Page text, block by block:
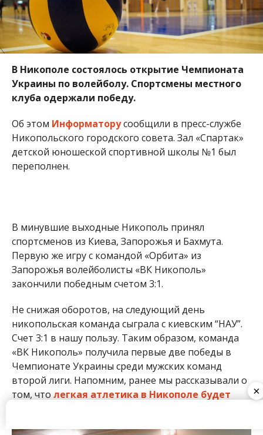
спортсменов из Киева, Запорожья и Бахмута.
Первую же игру с командой «Орбита» из
Запорожья волейболисты «ВК Никополь»
Не снижая оборотов, на следующий день
никопольская команда сыграла с киевским “НАУ”.
Счет 3:1 в нашу пользу. Таким образом, команда
том, чтолегкая атлетика в Никополе будет
развиваться .
Никопольские волейболисты на пути к победе
×